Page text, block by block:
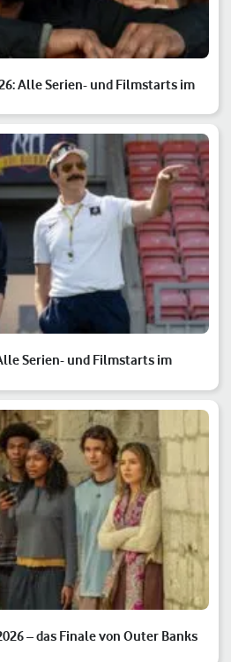
Alle Serien- und Filmstarts im
Serien- und Filmstarts im
– das Finale von Outer Banks